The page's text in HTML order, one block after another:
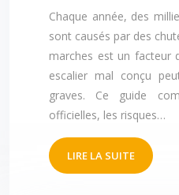
Chaque année, des
sont causés par des
marches est un facteur
escalier mal conçu
graves. Ce guide
officielles, les risques…
LIRE LA SUITE